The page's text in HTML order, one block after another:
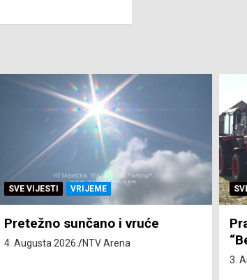
SVE VIJESTI VRIJEME
Pretežno sunčano i vruće
4. Augusta 2026. NTV Arena
3.